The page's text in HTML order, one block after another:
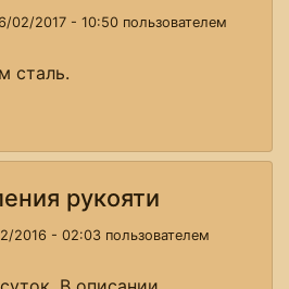
02/2017 - 10:50 пользователем
сталь.
рукояти
2016 - 02:03 пользователем